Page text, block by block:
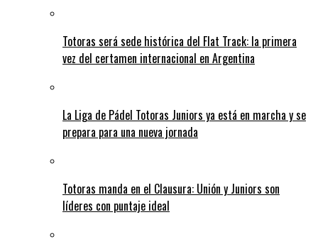
Totoras será sede histórica del Flat Track: la primera
vez del certamen internacional en Argentina
La Liga de Pádel Totoras Juniors ya está en marcha y se
prepara para una nueva jornada
Totoras manda en el Clausura: Unión y Juniors son
líderes con puntaje ideal